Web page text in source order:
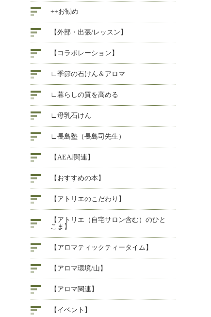
++お勧め
【外部・出張/レッスン】
【コラボレーション】
∟季節の石けん＆アロマ
∟暮らしの質を高める
∟母乳石けん
∟長島塾（長島司先生）
【AEAJ関連】
【おすすめの本】
【アトリエのこだわり】
【アトリエ（自宅サロン含む）のひと
こま】
【アロマティックティータイム】
【アロマ環境/山】
【アロマ関連】
【イベント】